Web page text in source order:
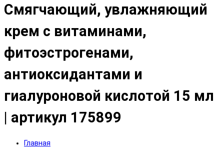
Смягчающий, увлажняющий
крем с витаминами,
фитоэстрогенами,
антиоксидантами и
гиалуроновой кислотой 15 мл
| артикул 175899
Главная